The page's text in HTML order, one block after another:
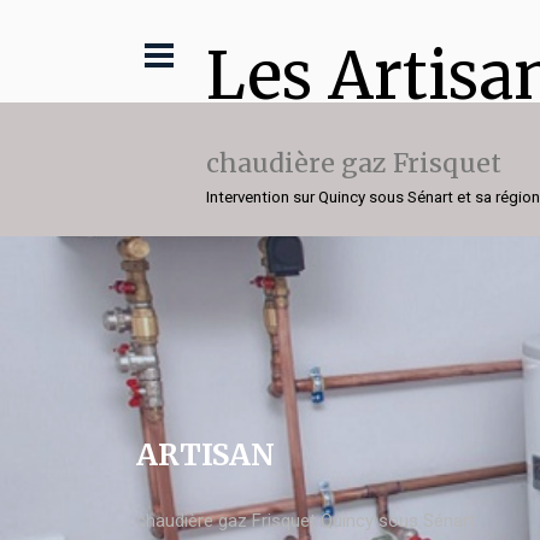
Les
chaudière gaz Frisquet
Intervention sur Quincy sous Sénart et sa région
ARTISAN
chaudière gaz Frisquet Quincy sous Sénart